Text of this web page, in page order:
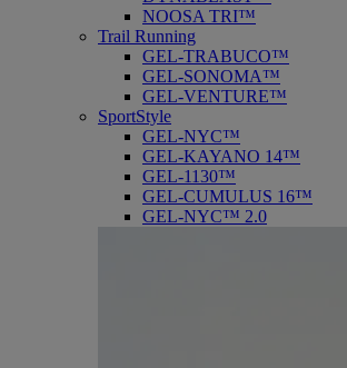
NOOSA TRI™
Trail Running
GEL-TRABUCO™
GEL-SONOMA™
GEL-VENTURE™
SportStyle
GEL-NYC™
GEL-KAYANO 14™
GEL-1130™
GEL-CUMULUS 16™
GEL-NYC™ 2.0